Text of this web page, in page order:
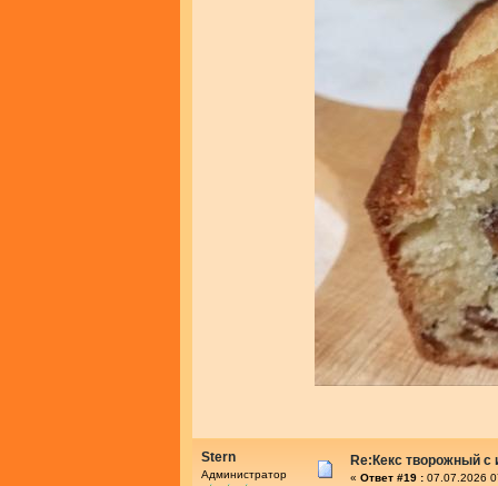
Stern
Администратор
Re:Кекс творожный
« Ответ #19 : 07.07.2026